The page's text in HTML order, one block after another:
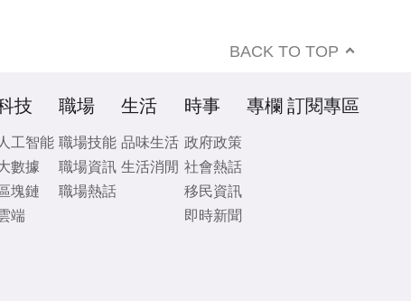
BACK TO TOP
技
人工智能
數據
塊鏈
端
職場
職場技能
職場資訊
職場熱話
生活
品味生活
生活消閒
時事
政府政策
社會熱話
移民資訊
即時新聞
專欄 訂閱專區